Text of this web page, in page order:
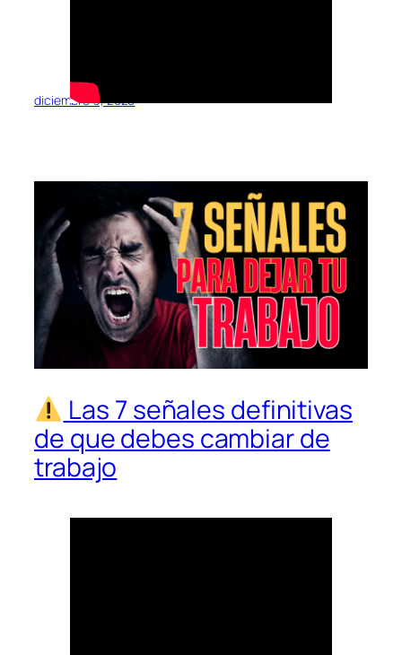
diciembre 9, 2025
Las 7 señales definitivas
de que debes cambiar de
trabajo